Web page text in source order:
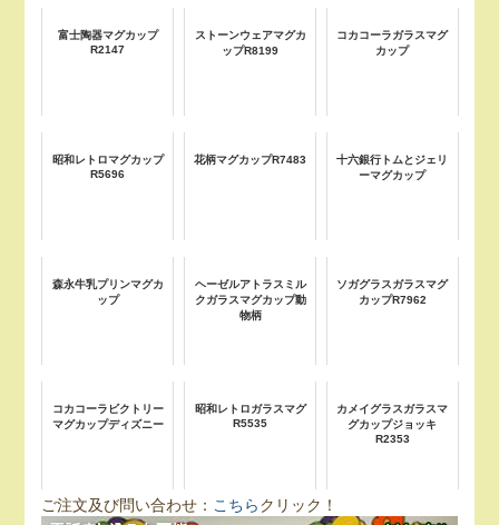
富士陶器マグカップ
R2147
ストーンウェアマグカ
ップR8199
コカコーラガラスマグ
カップ
昭和レトロマグカップ
R5696
花柄マグカップR7483
十六銀行トムとジェリ
ーマグカップ
森永牛乳プリンマグカ
ップ
ヘーゼルアトラスミル
クガラスマグカップ動
物柄
ソガグラスガラスマグ
カップR7962
コカコーラビクトリー
マグカップディズニー
昭和レトロガラスマグ
R5535
カメイグラスガラスマ
グカップジョッキ
R2353
ご注文及び問い合わせ： こちらクリック！